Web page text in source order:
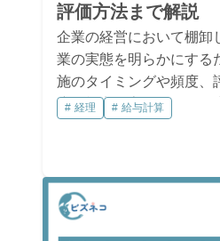
評価方法まで解説
企業の経営において棚卸
業の実態を明らかにする
施のタイミングや頻度、
度や効率は変わります。
経理 給与計算